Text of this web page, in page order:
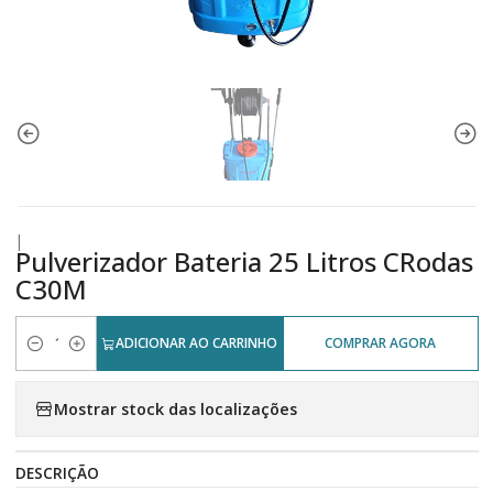
|
Pulverizador Bateria 25 Litros CRodas
C30M
Quantidade
ADICIONAR AO CARRINHO COMPRAR AGORA
Mostrar stock das localizações
DESCRIÇÃO